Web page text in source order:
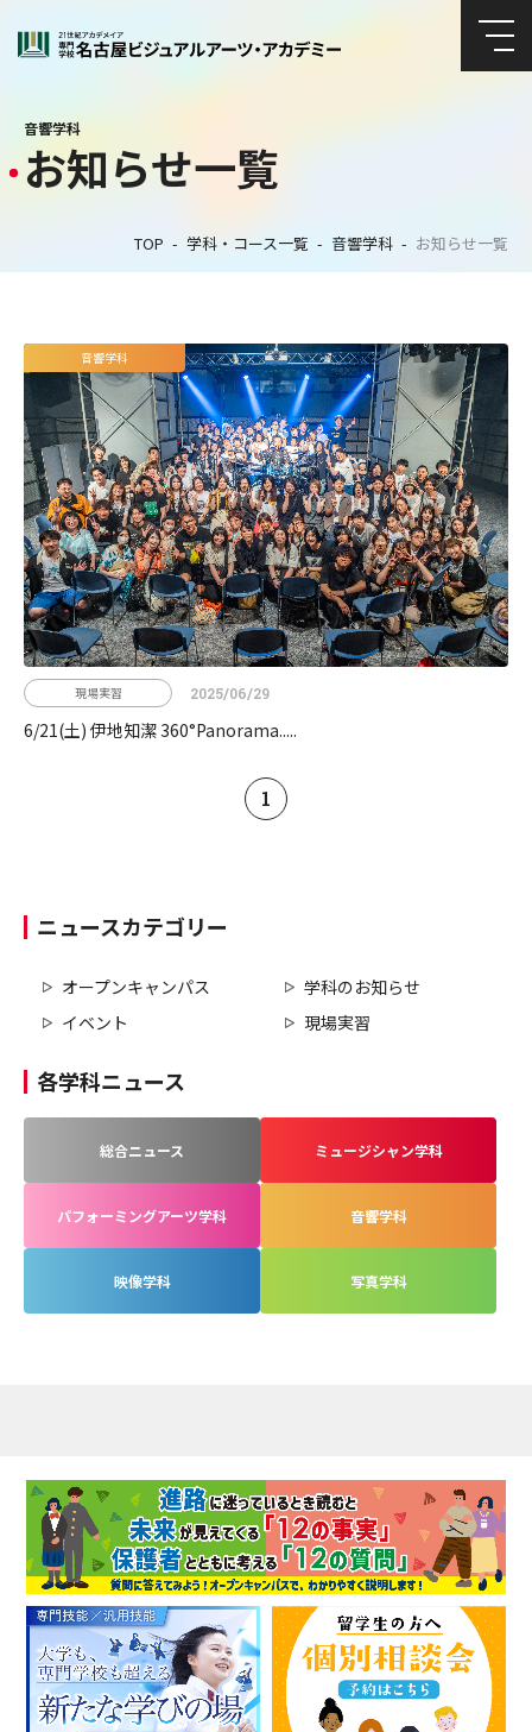
音響学科
お知らせ一覧
TOP 学科・コース一覧 音響学科 お知らせ一覧
音響学科
現場実習 2025/06/29
6/21(土) 伊地知潔 360°Panorama.....
1
ニュースカテゴリー
オープンキャンパス
学科のお知らせ
イベント
現場実習
各学科ニュース
総合ニュース ミュージシャン学科
パフォーミングアーツ学科 音響学科
映像学科 写真学科